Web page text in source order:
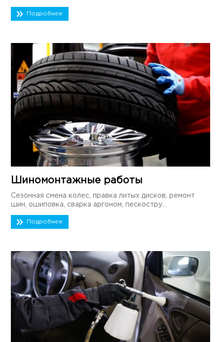
Подробнее
Шиномонтажные работы
Сезонная смена колес, правка литых дисков, ремонт
шин, ошиповка, сварка аргоном, пескостру...
Подробнее